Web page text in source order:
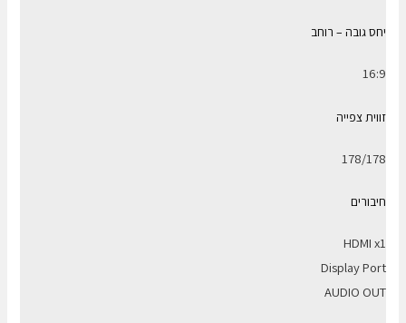
יחס גובה – רוחב
16:9
זווית צפייה
178/178
חיבורים
HDMI x1
Display Port
AUDIO OUT